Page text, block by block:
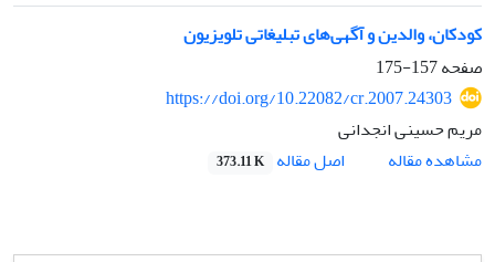
کودکان، والدین و آگهی‌های تبلیغاتی تلویزیون
صفحه157-175
https://doi.org/10.22082/cr.2007.24303
مریم حسینی انجدانی
مشاهده مقاله
اصل مقاله 373.11 K